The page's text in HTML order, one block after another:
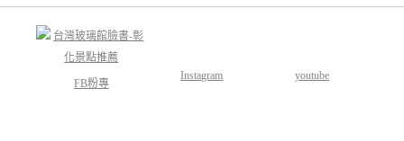
FB粉專
Instagram youtube